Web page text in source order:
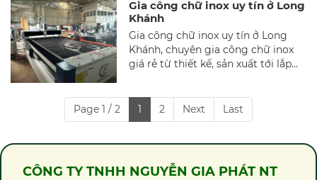
dịch vụ gia công chữ inox tại Cẩm
Mỹ Đồng Nai.
nhận diện thương hiệu? Chữ inox
đang trở thành xu hướng nhờ vào
tính thẩm mỹ cao, độ bền vượt trội
và mức chi phí hợp lý. Trong bài
viết này, chúng tôi sẽ cung cấp đầy
dụng, và lợi ích của việc lựa chọn
dịch vụ gia công chữ inox tại Định
Quán Đồng Nai.
Gia công chữ inox uy tín ở Long
Khánh
Gia công chữ inox uy tín ở Long
Khánh, chuyên gia công chữ inox
giá rẻ từ thiết kế, sản xuất tới lắp
Page 1 / 2 1 2 Next Last
CÔNG TY TNHH NGUYỄN GIA PHÁT NT